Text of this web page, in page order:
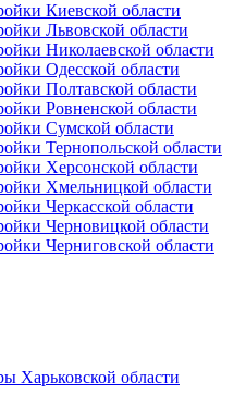
Киевской области
Львовской области
Николаевской области
Одесской области
Полтавской области
Ровненской области
Сумской области
Тернопольской области
Херсонской области
Хмельницкой области
Черкасской области
Черновицкой области
Черниговской области
Харьковской области